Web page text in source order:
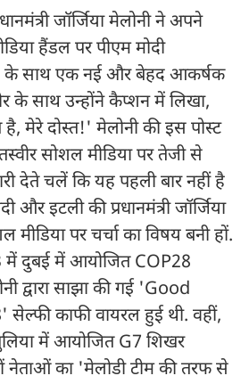
जॉर्जिया मेलोनी ने अपने
हैंडल पर पीएम मोदी
साथ एक नई और बेहद आकर्षक
के साथ उन्होंने कैप्शन में लिखा,
मेरे दोस्त!' मेलोनी की इस पोस्ट
सोशल मीडिया पर तेजी से
देते चलें कि यह पहली बार नहीं है
और इटली की प्रधानमंत्री जॉर्जिया
मीडिया पर चर्चा का विषय बनी हों.
में दुबई में आयोजित COP28
द्वारा साझा की गई 'Good
काफी वायरल हुई थी. वहीं,
में आयोजित G7 शिखर
नेताओं का 'मेलोडी टीम की तरफ से